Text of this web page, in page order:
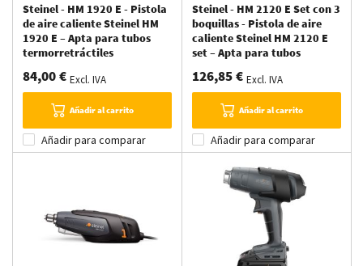
Steinel - HM 1920 E - Pistola
de aire caliente Steinel HM
1920 E – Apta para tubos
termorretráctiles
84,00 € Excl. IVA
Añadir al carrito
Añadir para comparar
Steinel - HM 2120 E Set con 3
boquillas - Pistola de aire
caliente Steinel HM 2120 E
set – Apta para tubos
126,85 € Excl. IVA
Añadir al carrito
Añadir para comparar